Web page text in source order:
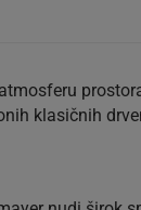
klasičnih